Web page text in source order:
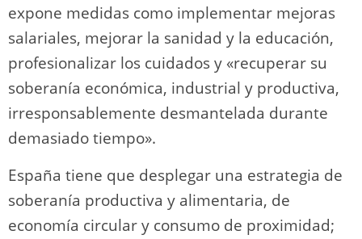
expone medidas como implementar mejoras
salariales, mejorar la sanidad y la educación,
profesionalizar los cuidados y «recuperar su
soberanía económica, industrial y productiva,
irresponsablemente desmantelada durante
demasiado tiempo».
España tiene que desplegar una estrategia de
soberanía productiva y alimentaria, de
economía circular y consumo de proximidad;